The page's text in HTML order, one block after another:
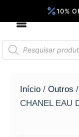
conteúdo
Pesquisar
produtos
Início / Outros
CHANEL EAU